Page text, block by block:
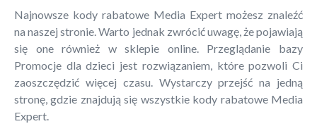
Najnowsze kody rabatowe Media Expert możesz znaleźć
na naszej stronie. Warto jednak zwrócić uwagę, że pojawiają
się one również w sklepie online. Przeglądanie bazy
Promocje dla dzieci jest rozwiązaniem, które pozwoli Ci
zaoszczędzić więcej czasu. Wystarczy przejść na jedną
stronę, gdzie znajdują się wszystkie kody rabatowe Media
Expert.